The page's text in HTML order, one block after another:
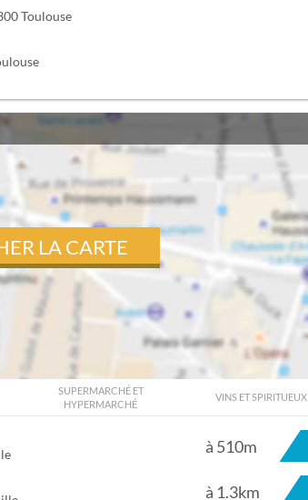
Toulouse
LA CARTE
SUPERMARCHÉ ET
HYPERMARCHÉ
VINS ET SPIRITUEUX
à 510m
à 1.3km